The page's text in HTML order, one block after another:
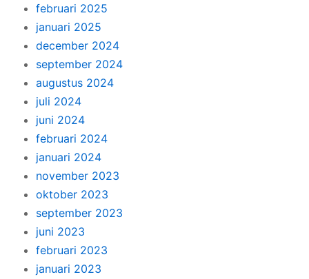
februari 2025
januari 2025
december 2024
september 2024
augustus 2024
juli 2024
juni 2024
februari 2024
januari 2024
november 2023
oktober 2023
september 2023
juni 2023
februari 2023
januari 2023